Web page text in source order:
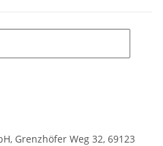
Grenzhöfer Weg 32, 69123